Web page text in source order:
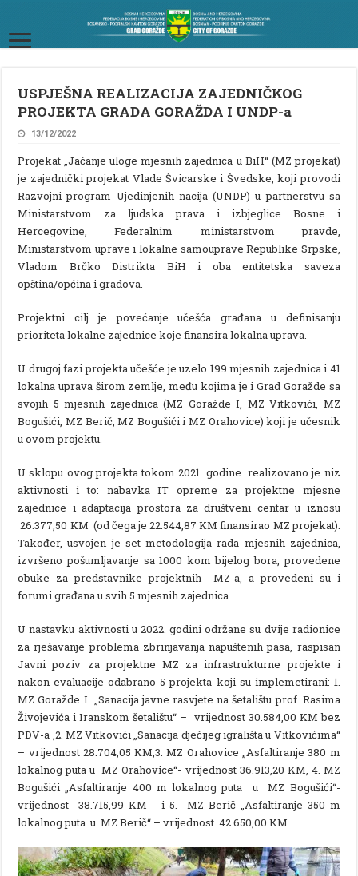
USPJEŠNA REALIZACIJA ZAJEDNIČKOG
PROJEKTA GRADA GORAŽDA I UNDP-a
13/12/2022
Projekat „Jačanje uloge mjesnih zajednica u BiH“ (MZ projekat)
je zajednički projekat Vlade Švicarske i Švedske, koji provodi
Razvojni program Ujedinjenih nacija (UNDP) u partnerstvu sa
Ministarstvom za ljudska prava i izbjeglice Bosne i
Hercegovine, Federalnim ministarstvom pravde,
Ministarstvom uprave i lokalne samouprave Republike Srpske,
Vladom Brčko Distrikta BiH i oba entitetska saveza
opština/općina i gradova.
Projektni cilj je povećanje učešća građana u definisanju
prioriteta lokalne zajednice koje finansira lokalna uprava.
U drugoj fazi projekta učešće je uzelo 199 mjesnih zajednica i 41
lokalna uprava širom zemlje, među kojima je i Grad Goražde sa
svojih 5 mjesnih zajednica (MZ Goražde I, MZ Vitkovići, MZ
Bogušići, MZ Berič, MZ Bogušići i MZ Orahovice) koji je učesnik
u ovom projektu.
U sklopu ovog projekta tokom 2021. godine realizovano je niz
aktivnosti i to: nabavka IT opreme za projektne mjesne
zajednice i adaptacija prostora za društveni centar u iznosu
26.377,50 KM (od čega je 22.544,87 KM finansirao MZ projekat).
Također, usvojen je set metodologija rada mjesnih zajednica,
izvršeno pošumljavanje sa 1000 kom bijelog bora, provedene
obuke za predstavnike projektnih MZ-a, a provedeni su i
forumi građana u svih 5 mjesnih zajednica.
U nastavku aktivnosti u 2022. godini održane su dvije radionice
za rješavanje problema zbrinjavanja napuštenih pasa, raspisan
Javni poziv za projektne MZ za infrastrukturne projekte i
nakon evaluacije odabrano 5 projekta koji su implemetirani: 1.
MZ Goražde I „Sanacija javne rasvjete na šetalištu prof. Rasima
Živojevića i Iranskom šetalištu“ – vrijednost 30.584,00 KM bez
PDV-a ,2. MZ Vitkovići „Sanacija dječijeg igrališta u Vitkovićima“
– vrijednost 28.704,05 KM,3. MZ Orahovice „Asfaltiranje 380 m
lokalnog puta u MZ Orahovice“- vrijednost 36.913,20 KM, 4. MZ
Bogušići „Asfaltiranje 400 m lokalnog puta u MZ Bogušići“-
vrijednost 38.715,99 KM i 5. MZ Berič „Asfaltiranje 350 m
lokalnog puta u MZ Berič“ – vrijednost 42.650,00 KM.